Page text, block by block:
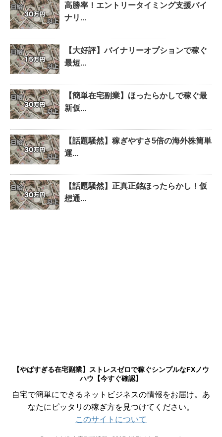
高勝率！エントリータイミング支援バイ
ナリ...
【大好評】バイナリーオプションで稼ぐ
最短...
【簡単在宅副業】ほったらかしで稼ぐ最
新仮...
【話題騒然】稼ぎやすさ5倍の海外株簡単
運...
【話題騒然】正真正銘ほったらかし！仮
想通...
【やばすぎる在宅副業】ストレスゼロで稼ぐシンプルなFXノウ
ハウ【今すぐ確認】
自宅で簡単にできるネットビジネスの情報をお届け。あ
なたにピッタリの稼ぎ方を見つけてください。
このサイトについて